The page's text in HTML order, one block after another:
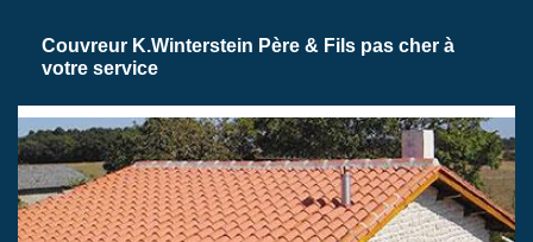
Couvreur K.Winterstein Père & Fils pas cher à
votre service